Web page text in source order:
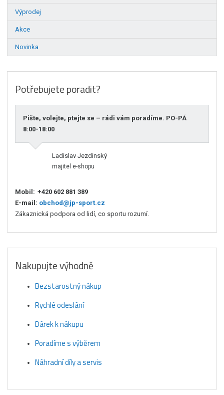
Výprodej
Akce
Novinka
Potřebujete poradit?
Pište, volejte, ptejte se – rádi vám poradíme. PO-PÁ
8:00-18:00
Ladislav Jezdinský
majitel e-shopu
Mobil: +420 602 881 389
E-mail: obchod@jp-sport.cz
Zákaznická podpora od lidí, co sportu rozumí.
Nakupujte výhodně
Bezstarostný nákup
Rychlé odeslání
Dárek k nákupu
Poradíme s výběrem
Náhradní díly a servis